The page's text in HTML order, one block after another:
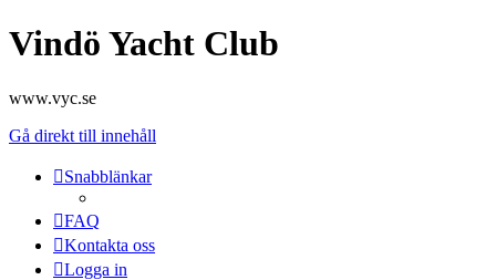
Vindö Yacht Club
www.vyc.se
Gå direkt till innehåll
Snabblänkar
FAQ
Kontakta oss
Logga in